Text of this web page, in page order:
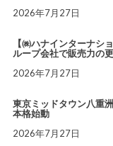
2026年7月27日
【㈱ハナインターナシ
ループ会社で販売力の
2026年7月27日
東京ミッドタウン八重
本格始動
2026年7月27日